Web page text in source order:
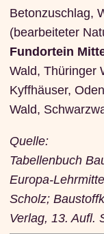
Betonzuschlag,
(bearbeiteter
Fundortein
Wald, Thüringer
Kyffhäuser,
Wald,
Quelle:
Tabellenbuch
Europa-
Scholz;
Verlag, 13. Aufl.